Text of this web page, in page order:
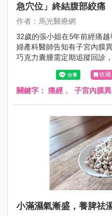
急穴位」終結腹部絞痛
作者：馬光醫療網
32歲的張小姐在5年前經痛
婦產科醫師告知有子宮內膜
巧克力囊腫需定期追蹤回診
醫門診求診，希望中醫能幫
能讓子宮內膜異位症的嚴重收藏
關鍵字： 痛經 、 子宮內膜
小滿濕氣漸盛，養脾祛